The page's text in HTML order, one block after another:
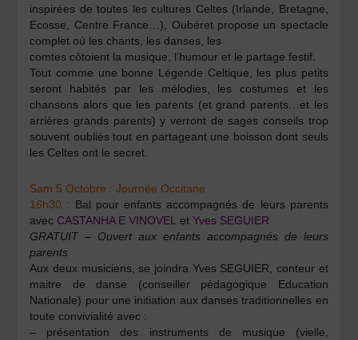
inspirées de toutes les cultures Celtes (Irlande, Bretagne,
Ecosse, Centre France…), Oubéret propose un spectacle
complet où les chants, les danses, les
comtes côtoient la musique, l’humour et le partage festif.
Tout comme une bonne Légende Celtique, les plus petits
seront habités par les mélodies, les costumes et les
chansons alors que les parents (et grand parents…et les
arrières grands parents) y verront de sages conseils trop
souvent oubliés tout en partageant une boisson dont seuls
les Celtes ont le secret.
Sam 5 Octobre : Journée Occitane
16h30 : Bal pour enfants accompagnés de leurs parents
avec CASTANHA E VINOVEL etYves SEGUIER
GRATUIT – Ouvert aux enfants accompagnés de leurs
parents
Aux deux musiciens, se joindra Yves SEGUIER, conteur et
maitre de danse (conseiller pédagogique Education
Nationale) pour une initiation aux danses traditionnelles en
toute convivialité avec :
– présentation des instruments de musique (vielle,